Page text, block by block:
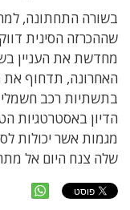
בשורה התחתונה,
שההכרזה הסינית
מחדשת את העניין
האחרונה, תדחוף
בתשתיות רכב
הדיון באסטרטגיות
מגמות אשר יכולות
שלה צנח היום אל